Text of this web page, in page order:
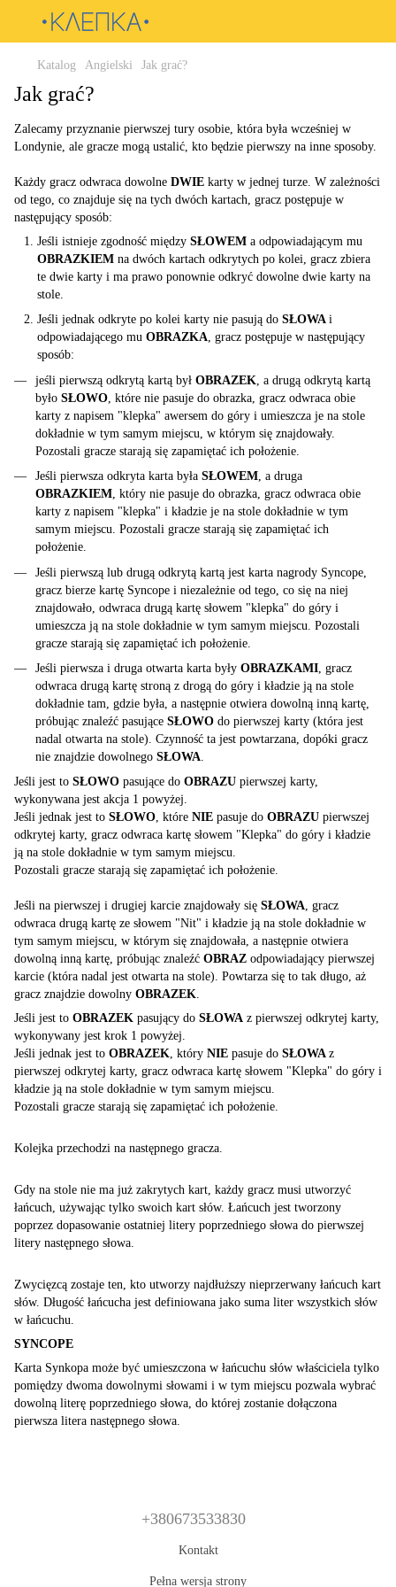
Katalog Angielski Jak grać?
Jak grać?
Zalecamy przyznanie pierwszej tury osobie, która była wcześniej w
Londynie, ale gracze mogą ustalić, kto będzie pierwszy na inne sposoby.
Każdy gracz odwraca dowolne DWIE karty w jednej turze. W zależności
od tego, co znajduje się na tych dwóch kartach, gracz postępuje w
następujący sposób:
Jeśli istnieje zgodność między SŁOWEM a odpowiadającym mu
OBRAZKIEM na dwóch kartach odkrytych po kolei, gracz zbiera
te dwie karty i ma prawo ponownie odkryć dowolne dwie karty na
stole.
Jeśli jednak odkryte po kolei karty nie pasują do SŁOWA i
odpowiadającego mu OBRAZKA, gracz postępuje w następujący
sposób:
jeśli pierwszą odkrytą kartą był OBRAZEK , a drugą odkrytą kartą
było SŁOWO , które nie pasuje do obrazka, gracz odwraca obie
karty z napisem "klepka" awersem do góry i umieszcza je na stole
dokładnie w tym samym miejscu, w którym się znajdowały.
Pozostali gracze starają się zapamiętać ich położenie.
Jeśli pierwsza odkryta karta była SŁOWEM, a druga
OBRAZKIEM, który nie pasuje do obrazka, gracz odwraca obie
karty z napisem "klepka" i kładzie je na stole dokładnie w tym
samym miejscu. Pozostali gracze starają się zapamiętać ich
położenie.
Jeśli pierwszą lub drugą odkrytą kartą jest karta nagrody Syncope,
gracz bierze kartę Syncope i niezależnie od tego, co się na niej
znajdowało, odwraca drugą kartę słowem "klepka" do góry i
umieszcza ją na stole dokładnie w tym samym miejscu. Pozostali
gracze starają się zapamiętać ich położenie.
Jeśli pierwsza i druga otwarta karta były OBRAZKAMI , gracz
odwraca drugą kartę stroną z drogą do góry i kładzie ją na stole
dokładnie tam, gdzie była, a następnie otwiera dowolną inną kartę,
próbując znaleźć pasujące SŁOWO do pierwszej karty (która jest
nadal otwarta na stole). Czynność ta jest powtarzana, dopóki gracz
nie znajdzie dowolnego SŁOWA
Jeśli jest to SŁOWO pasujące do OBRAZU pierwszej karty,
wykonywana jest akcja 1 powyżej.
Jeśli jednak jest to SŁOWO, które NIE pasuje do OBRAZU pierwszej
odkrytej karty, gracz odwraca kartę słowem "Klepka" do góry i kładzie
ją na stole dokładnie w tym samym miejscu.
Pozostali gracze starają się zapamiętać ich położenie.
Jeśli na pierwszej i drugiej karcie znajdowały się SŁOWA, gracz
odwraca drugą kartę ze słowem "Nit" i kładzie ją na stole dokładnie w
tym samym miejscu, w którym się znajdowała, a następnie otwiera
dowolną inną kartę, próbując znaleźć OBRAZ odpowiadający pierwszej
karcie (która nadal jest otwarta na stole). Powtarza się to tak długo, aż
gracz znajdzie dowolny OBRAZEK.
Jeśli jest to OBRAZEK pasujący do SŁOWA z pierwszej odkrytej karty,
wykonywany jest krok 1 powyżej.
Jeśli jednak jest to OBRAZEK, który NIE pasuje do SŁOWA z
pierwszej odkrytej karty, gracz odwraca kartę słowem "Klepka" do góry i
kładzie ją na stole dokładnie w tym samym miejscu.
Pozostali gracze starają się zapamiętać ich położenie.
Kolejka przechodzi na następnego gracza.
Gdy na stole nie ma już zakrytych kart, każdy gracz musi utworzyć
łańcuch, używając tylko swoich kart słów. Łańcuch jest tworzony
poprzez dopasowanie ostatniej litery poprzedniego słowa do pierwszej
litery następnego słowa.
Zwycięzcą zostaje ten, kto utworzy najdłuższy nieprzerwany łańcuch kart
słów. Długość łańcucha jest definiowana jako suma liter wszystkich słów
w łańcuchu.
SYNCOPE
Karta Synkopa może być umieszczona w łańcuchu słów właściciela tylko
pomiędzy dwoma dowolnymi słowami i w tym miejscu pozwala wybrać
dowolną literę poprzedniego słowa, do której zostanie dołączona
pierwsza litera następnego słowa.
+380673533830
Kontakt
Pełna wersja strony